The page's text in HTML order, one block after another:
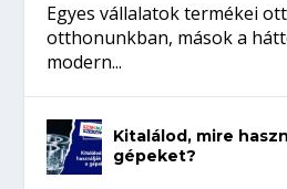
Egyes vállalatok termékei
otthonunkban, mások a
modern...
Kitalálod, mire
gépeket?